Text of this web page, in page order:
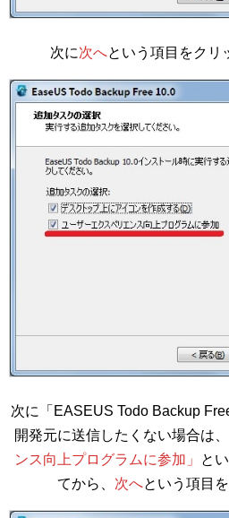
次に次へという項目をクリ
次に「EASEUS Todo Backup
開発元に送信したくない場合は、
ンス向上プログラムに参加」
と
てから、 次へという項目